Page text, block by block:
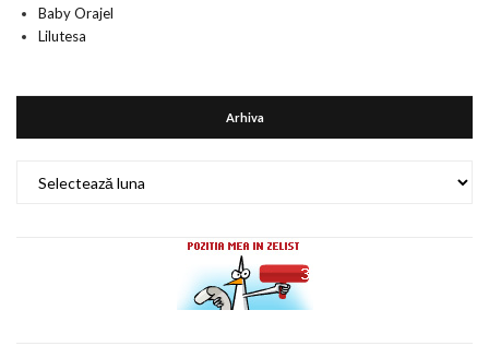
Baby Orajel
Lilutesa
Arhiva